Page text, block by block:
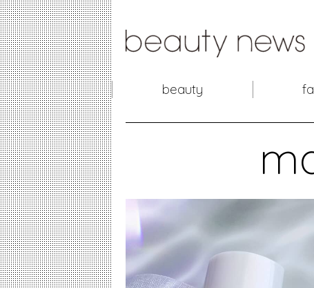
beauty